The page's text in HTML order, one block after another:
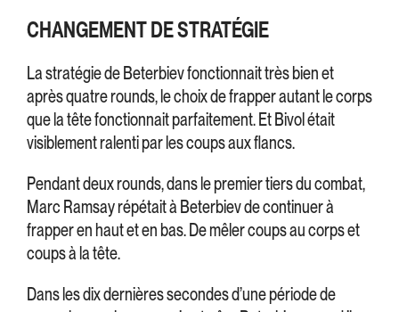
CHANGEMENT DE STRATÉGIE
La stratégie de Beterbiev fonctionnait très bien et
après quatre rounds, le choix de frapper autant le corps
que la tête fonctionnait parfaitement. Et Bivol était
visiblement ralenti par les coups aux flancs.
Pendant deux rounds, dans le premier tiers du combat,
Marc Ramsay répétait à Beterbiev de continuer à
frapper en haut et en bas. De mêler coups au corps et
coups à la tête.
Dans les dix dernières secondes d’une période de